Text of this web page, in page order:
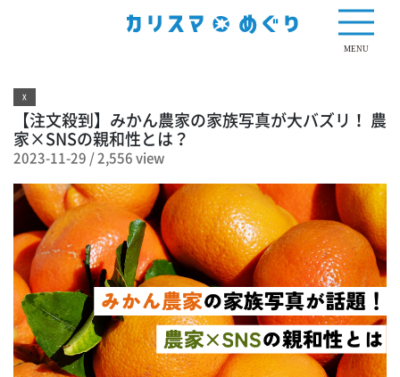
MENU
X
【注文殺到】みかん農家の家族写真が大バズリ！ 農
家×SNSの親和性とは？
2023-11-29 /2,556 view